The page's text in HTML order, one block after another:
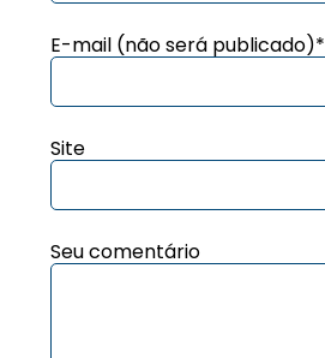
E-mail (não será publicado)*
Site
Seu comentário